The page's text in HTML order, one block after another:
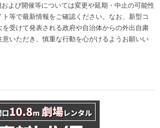
よび開催等については変更や延期・中止の可能性
等で最新情報をご確認ください。なお、新型コ
を受けて発表される政府や自治体からの外出自粛
いただき、慎重な行動を心がけるようお願いい